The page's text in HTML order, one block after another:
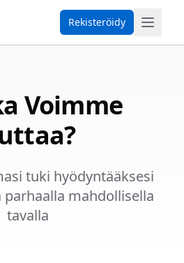
Rekisteröidy
Voimme
tuki hyödyntääksesi
mahdollisella
tavalla